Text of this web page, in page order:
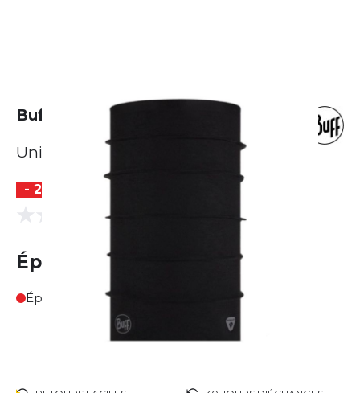
Buff Thermonet Buff
Unisexe
- 20 %
Épuisé
Épuisé